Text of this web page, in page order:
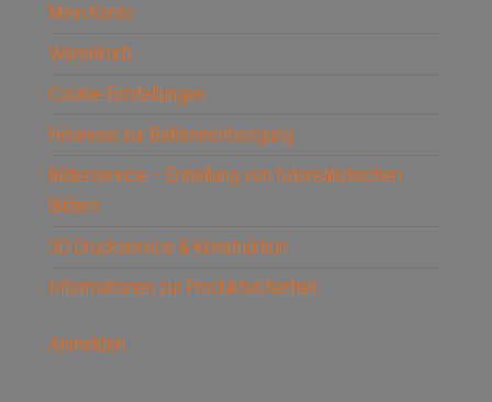
Mein Konto
Warenkorb
Cookie-Einstellungen
Hinweise zur Batterieentsorgung
Bilderservice – Erstellung von fotorealistischen
Bildern
3D Druckservice & Konstruktion
Informationen zur Produktsicherheit
Anmelden